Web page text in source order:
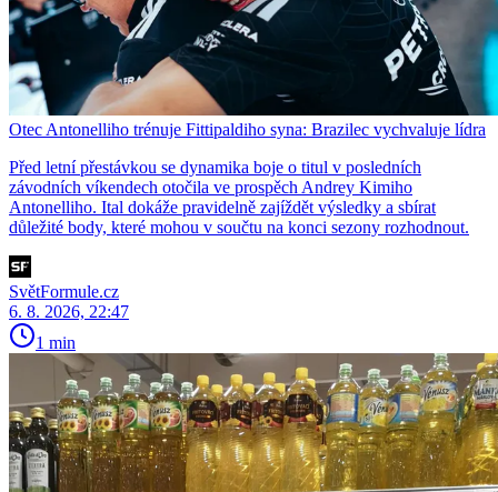
Otec Antonelliho trénuje Fittipaldiho syna: Brazilec vychvaluje lídra
Před letní přestávkou se dynamika boje o titul v posledních
závodních víkendech otočila ve prospěch Andrey Kimiho
Antonelliho. Ital dokáže pravidelně zajíždět výsledky a sbírat
důležité body, které mohou v součtu na konci sezony rozhodnout.
SvětFormule.cz
6. 8. 2026, 22:47
1 min